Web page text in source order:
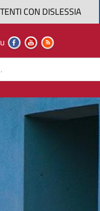
CON DISLESSIA